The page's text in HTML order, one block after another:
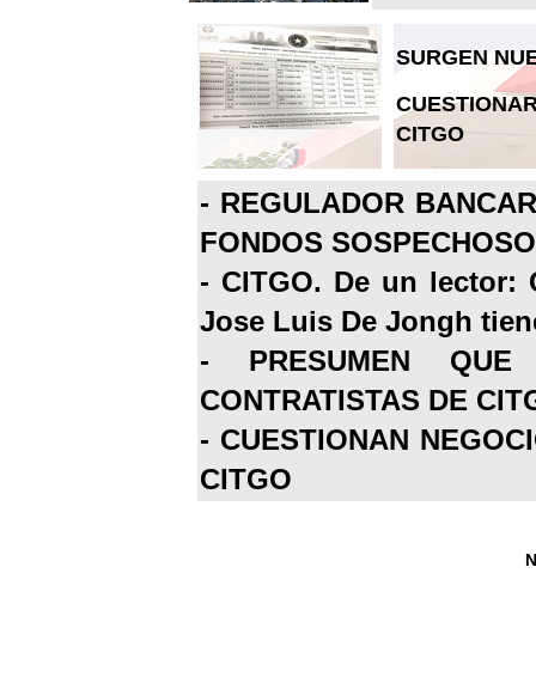
SURGEN
CITGO
- REGULADOR
FONDOS
- CITGO. De un lector:
Jose Luis De Jongh
- PRESUMEN
CONTRATISTAS DE
- CUESTIONAN
CITGO